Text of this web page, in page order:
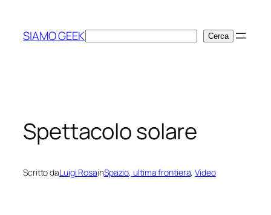
contenuto
SIAMO GEEKCerca Cerca
Spettacolo solare
Scritto daLuigi RosainSpazio, ultima frontiera, Video